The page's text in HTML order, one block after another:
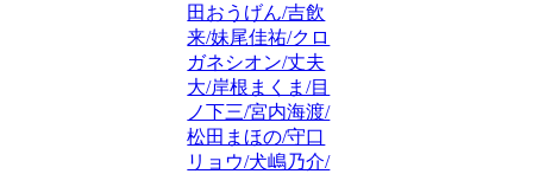
田おうげん/吉飲
来/妹尾佳祐/クロ
ガネシオン/丈夫
大/岸根まくま/目
ノ下三/宮内海渡/
松田まほの/守口
リョウ/犬嶋乃介/